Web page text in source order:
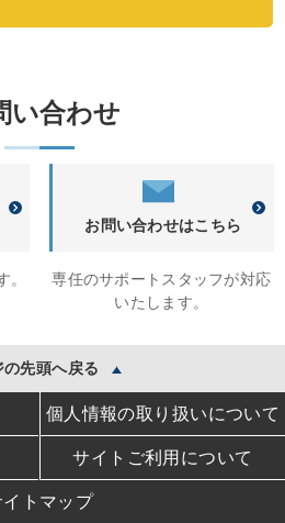
い合わせ
。
お問い合わせはこちら
専任のサポートスタッフが対応
いたします。
の先頭へ戻る
個人情報の取り扱いについて
サイトご利用について
イトマップ